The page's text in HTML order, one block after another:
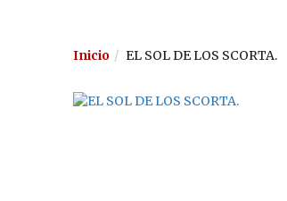
Inicio EL SOL DE LOS SCORTA.